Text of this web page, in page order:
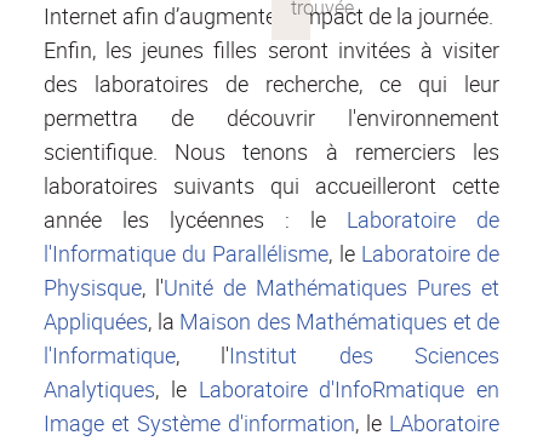
Internet afin d’augmenter l’impact de la journée.
Enfin, les jeunes filles seront invitées à visiter
des laboratoires de recherche, ce qui leur
permettra de découvrir l'environnement
scientifique. Nous tenons à remerciers les
laboratoires suivants qui accueilleront cette
année les lycéennes : le Laboratoire de
l'Informatique du Parallélisme, le Laboratoire de
Physisque, l'Unité de Mathématiques Pures et
Appliquées, la Maison des Mathématiques et de
l'Informatique, l'Institut des Sciences
Analytiques, le Laboratoire d'InfoRmatique en
Image et Système d'information, le LAboratoire